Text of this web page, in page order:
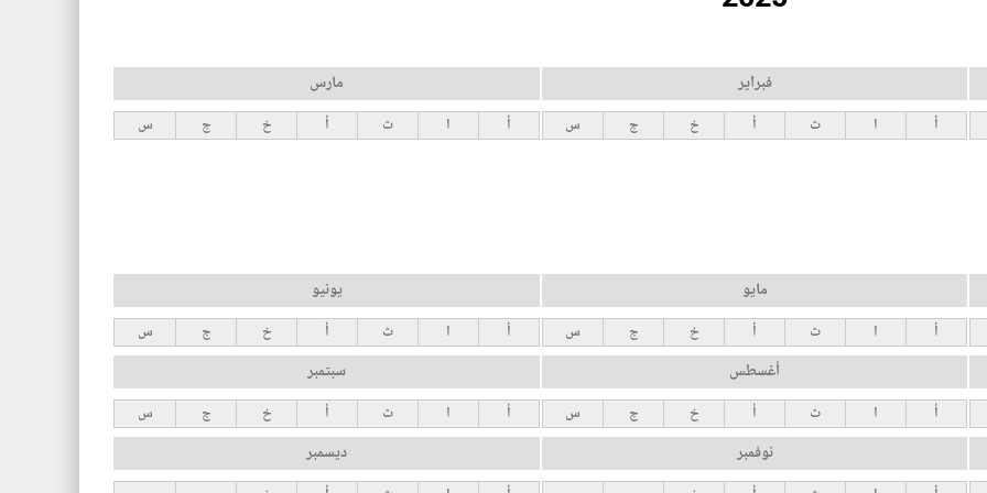
فبراير
أ ا ث أ خ ج س
مارس
أ ا ث أ خ ج س
مايو
أ ا ث أ خ ج س
يونيو
أ ا ث أ خ ج س
أغسطس
أ ا ث أ خ ج س
سبتمبر
أ ا ث أ خ ج س
نوفمبر ديسمبر